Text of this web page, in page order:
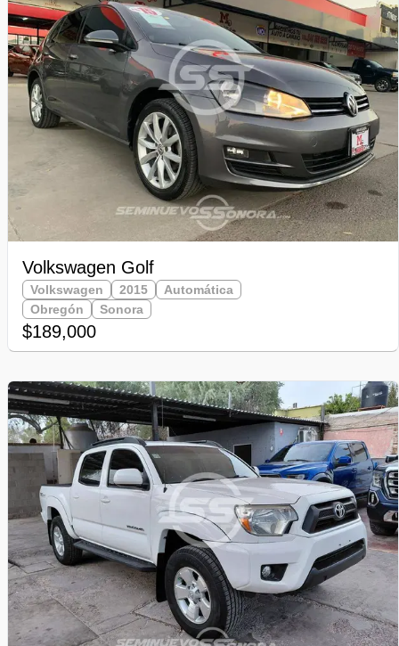
Volkswagen Golf
Volkswagen 2015
Automática
Obregón
Sonora
$189,000